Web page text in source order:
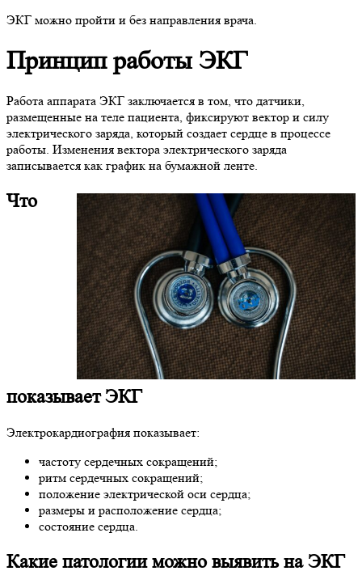
ЭКГ можно пройти и без направления врача.
Принцип работы ЭКГ
Работа аппарата ЭКГ заключается в том, что датчики,
размещенные на теле пациента, фиксируют вектор и силу
электрического заряда, который создает сердце в процессе
работы. Изменения вектора электрического заряда
записывается как график на бумажной ленте.
Что
показывает ЭКГ
Электрокардиография показывает:
частоту сердечных сокращений;
ритм сердечных сокращений;
положение электрической оси сердца;
размеры и расположение сердца;
состояние сердца.
Какие патологии можно выявить на ЭКГ